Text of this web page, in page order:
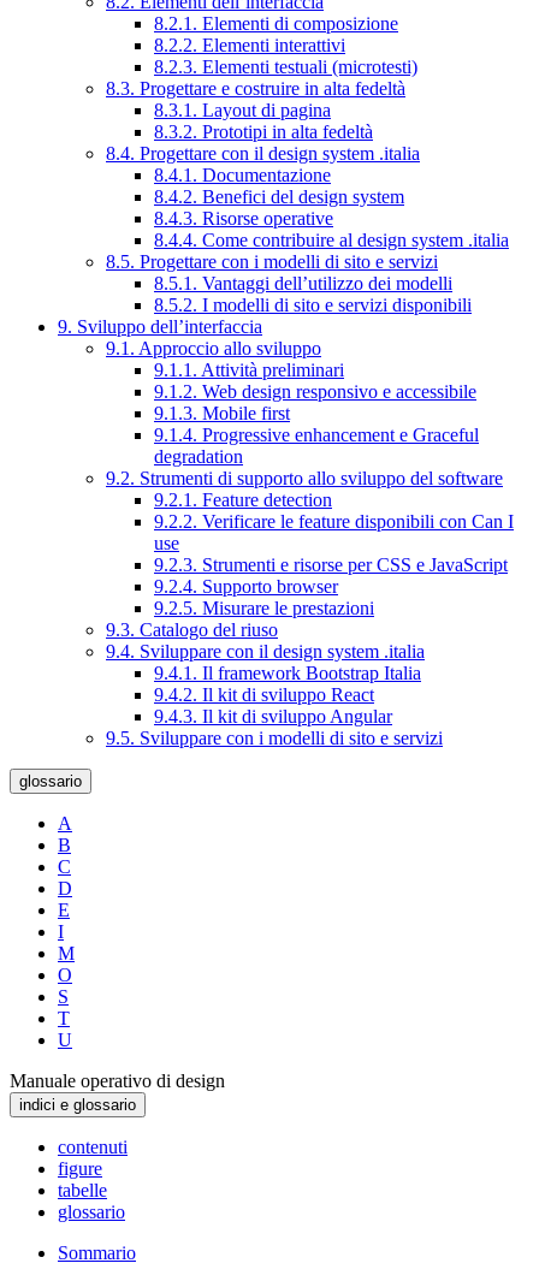
8.2.1. Elementi di composizione
8.2.2. Elementi interattivi
8.2.3. Elementi testuali (microtesti)
8.3. Progettare e costruire in alta fedeltà
8.3.1. Layout di pagina
8.3.2. Prototipi in alta fedeltà
8.4. Progettare con il design system .italia
8.4.1. Documentazione
8.4.2. Benefici del design system
8.4.3. Risorse operative
8.4.4. Come contribuire al design system .italia
8.5. Progettare con i modelli di sito e servizi
8.5.1. Vantaggi dell’utilizzo dei modelli
8.5.2. I modelli di sito e servizi disponibili
9. Sviluppo dell’interfaccia
9.1. Approccio allo sviluppo
9.1.1. Attività preliminari
9.1.2. Web design responsivo e accessibile
9.1.3. Mobile first
9.1.4. Progressive enhancement e Graceful
degradation
9.2. Strumenti di supporto allo sviluppo del software
9.2.1. Feature detection
9.2.2. Verificare le feature disponibili con Can I
use
9.2.3. Strumenti e risorse per CSS e JavaScript
9.2.4. Supporto browser
9.2.5. Misurare le prestazioni
9.3. Catalogo del riuso
9.4. Sviluppare con il design system .italia
9.4.1. Il framework Bootstrap Italia
9.4.2. Il kit di sviluppo React
9.4.3. Il kit di sviluppo Angular
9.5. Sviluppare con i modelli di sito e servizi
glossario
A
B
C
D
E
I
M
O
S
T
U
Manuale operativo di design
indici e glossario
contenuti
figure
tabelle
glossario
Sommario